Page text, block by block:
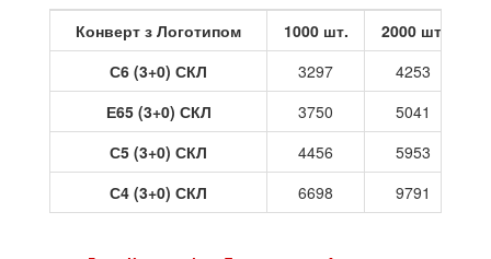
Конверт з Логотипом
1000 шт. 2000 шт.
С6 (3+0) СКЛ
3297
4253
Е65 (3+0) СКЛ
3750
5041
С5 (3+0) СКЛ
4456
5953
С4 (3+0) СКЛ
6698 9791